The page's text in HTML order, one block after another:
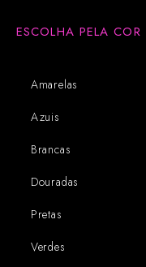
ESCOLHA PELA COR
Amarelas
Azuis
Brancas
Douradas
Pretas
Verdes